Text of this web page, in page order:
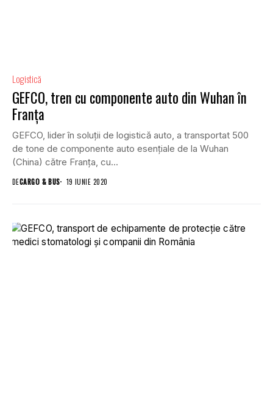
Logistică
GEFCO, tren cu componente auto din Wuhan în
Franța
GEFCO, lider în soluții de logistică auto, a transportat 500
de tone de componente auto esențiale de la Wuhan
(China) către Franța, cu...
DECARGO & BUS 19 IUNIE 2020